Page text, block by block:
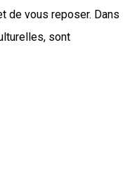
de vous reposer. Dans
sont
situé en Ardèche, à